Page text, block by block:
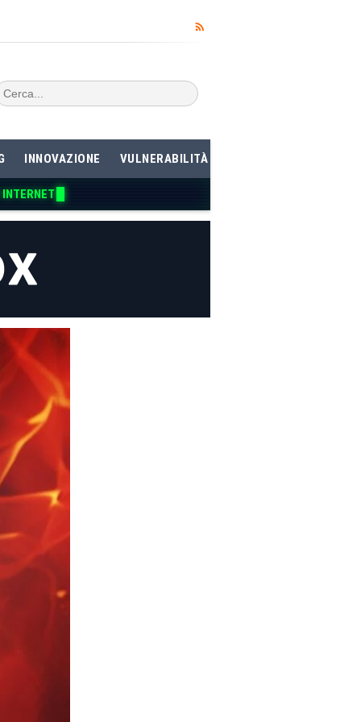
INNOVAZIONE VULNERABILITÀ